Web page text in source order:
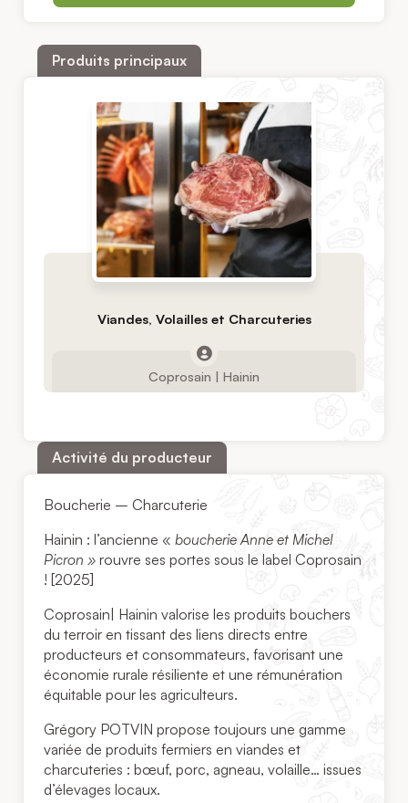
Produits principaux
Viandes, Volailles et Charcuteries
Coprosain | Hainin
Activité du producteur
Boucherie – Charcuterie
Hainin : l’ancienne «boucherie Anne et Michel
Picron » rouvre ses portes sous le label Coprosain
! [2025]
Coprosain| Hainin valorise les produits bouchers
du terroir en tissant des liens directs entre
producteurs et consommateurs, favorisant une
économie rurale résiliente et une rémunération
équitable pour les agriculteurs.
Grégory POTVIN propose toujours une gamme
variée de produits fermiers en viandes et
charcuteries : bœuf, porc, agneau, volaille… issues
d’élevages locaux.